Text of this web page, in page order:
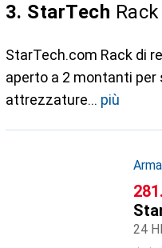
3. StarTech
StarTech.com Rack di
aperto a 2 montanti per
attrezzature
più
CHF
24